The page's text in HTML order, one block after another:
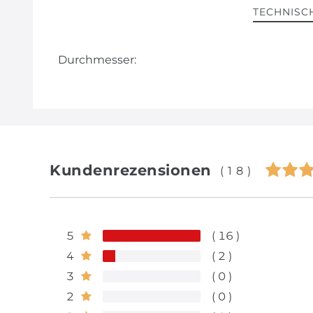
Durchmesser:
Kundenrezensionen (18)
5
16
4
2
3
0
2
0